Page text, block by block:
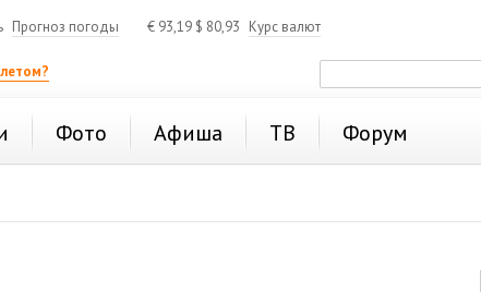
Прогноз погоды € 93,19 $ 80,93 Курс валют
Фото Афиша ТВ Форум